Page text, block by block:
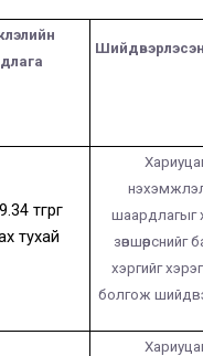
төгрөг
тухай
шаардлагыг
зөвшөөрснийг
хэргийг
болгож
“Шүүх эрх мэдлийн
төсөлд санал авах
2023-06-15 00:00:00